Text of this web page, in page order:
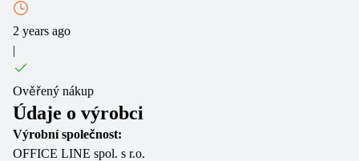
2 years ago
|
Ověřený nákup
Údaje o výrobci
Výrobní společnost:
OFFICE LINE spol. s r.o.